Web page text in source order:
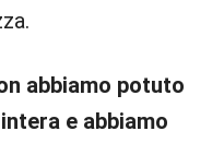
abbiamo potuto
e abbiamo